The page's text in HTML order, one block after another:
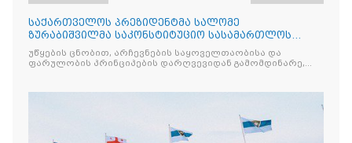
საქართველოს პრეზიდენტმა სალომე
ზურაბიშვილმა საკონსტიტუციო სასამართლოს
სარჩელით მიმართა
უწყების ცნობით, არჩევნების საყოველთაობისა და
ფარულობის პრინციპების დარღვევიდან გამომდინარე,